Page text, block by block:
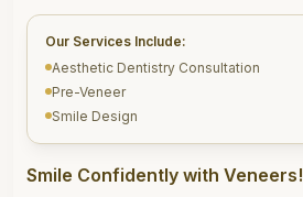
Our Services Include:
Aesthetic Dentistry Consultation
Pre-Veneer
Smile Design
Smile Confidently with Veneers!